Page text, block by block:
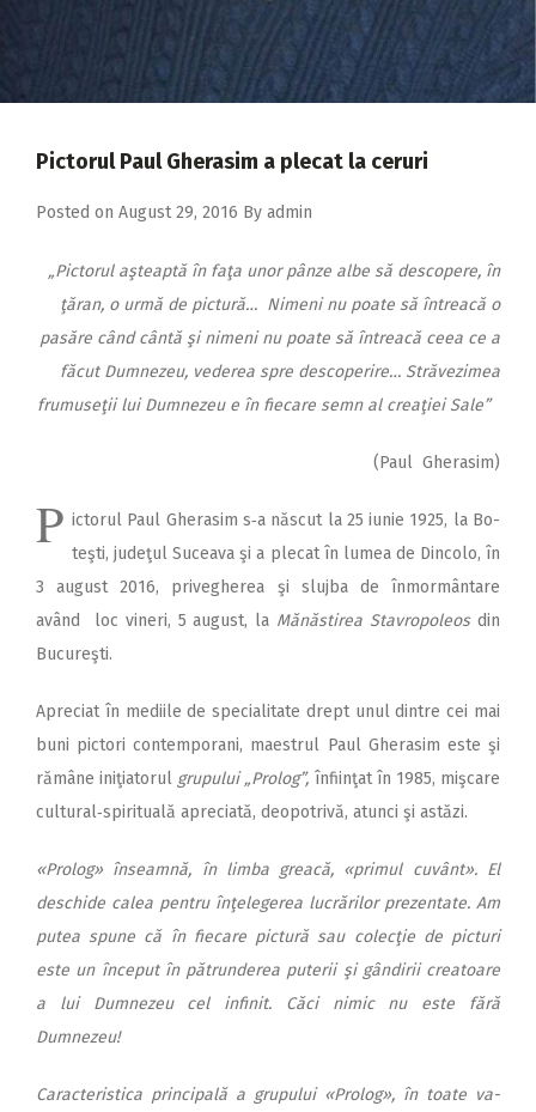
2016
2012
2011
2009
Pictorul Paul Gherasim a plecat la ceruri
Posted on August 29, 2016 By admin
„Pictorul aşteaptă în faţa unor pânze albe să descopere, în
ţăran, o urmă de pictură… Nimeni nu poate să întreacă o
pasăre când cântă şi nimeni nu poate să întreacă ceea ce a
făcut Dumnezeu, vederea spre descoperire… Străvezimea
frumuseţii lui Dumnezeu e în fiecare semn al creaţiei Sale”
(Paul Gherasim)
P ictorul Paul Gherasim s‑a născut la 25 iunie 1925, la Bo­
teşti, judeţul Suceava şi a plecat în lumea de Dincolo, în
3 august 2016, privegherea şi slujba de înmormântare
având loc vineri, 5 august, la Mănăstirea Stavropoleosdin
Bucureşti.
Apreciat în mediile de spe­cialitate drept unul dintre cei mai
buni pictori contemporani, maestrul Paul Gherasim este şi
rămâne iniţiatorul grupului„Prolog”, înfiinţat în 1985, miş­care
cultural‑spirituală apre­ciată, deopotrivă, atunci şi as­tăzi.
«Pro­log» înseamnă, în limba greacă, «primul cuvânt». El
deschide calea pentru înţelegerea lucrărilor prezentate. Am
putea spune că în fiecare pictură sau colecţie de picturi
este un început în pătrunderea pu­terii şi gândirii creatoare
a lui Dumnezeu cel infinit. Căci nimic nu este fără
Dumnezeu!
Caracteristica principală a grupului «Pro­log», în toate va­­